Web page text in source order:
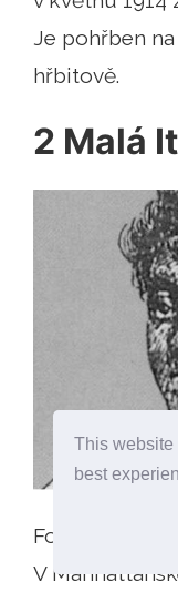
This website
best
Je pohřben
hřbitově.
2 Malá
Foto kredit:
V